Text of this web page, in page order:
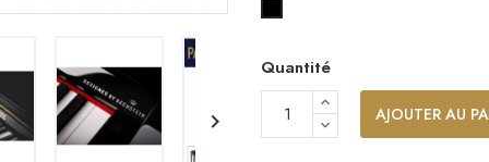

Quantité
AJOUTER AU